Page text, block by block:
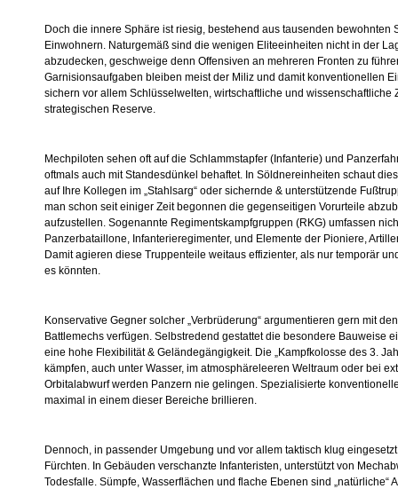
Doch die innere Sphäre ist riesig, bestehend aus tausenden bewohnten
Einwohnern. Naturgemäß sind die wenigen Eliteeinheiten nicht in der
abzudecken, geschweige denn Offensiven an mehreren Fronten zu
Garnisionsaufgaben bleiben meist der Miliz und damit konventionellen
sichern vor allem Schlüsselwelten, wirtschaftliche und
strategischen Reserve.
Mechpiloten sehen oft auf die Schlammstapfer (Infanterie) und
oftmals auch mit Standesdünkel behaftet. In Söldnereinheiten schaut
auf Ihre Kollegen im „Stahlsarg“ oder sichernde & unterstützende
man schon seit einiger Zeit begonnen die gegenseitigen Vorurteile
aufzustellen. Sogenannte Regimentskampfgruppen (RKG) umfassen
Panzerbataillone, Infanterieregimenter, und Elemente der Pioniere,
Damit agieren diese Truppenteile weitaus effizienter, als nur temporär
es könnten.
Konservative Gegner solcher „Verbrüderung“ argumentieren gern mit
Battlemechs verfügen. Selbstredend gestattet die besondere Bauweise
eine hohe Flexibilität & Geländegängigkeit. Die „Kampfkolosse des 3.
kämpfen, auch unter Wasser, im atmosphäreleeren Weltraum oder bei
Orbitalabwurf werden Panzern nie gelingen. Spezialisierte
maximal in einem dieser Bereiche brillieren.
Dennoch, in passender Umgebung und vor allem taktisch klug
Fürchten. In Gebäuden verschanzte Infanteristen, unterstützt von
Todesfalle. Sümpfe, Wasserflächen und flache Ebenen sind „natürliche“